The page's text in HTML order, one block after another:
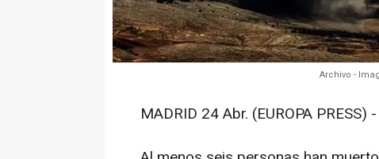
Archivo -
MADRID 24 Abr. (EUROPA PRESS) -